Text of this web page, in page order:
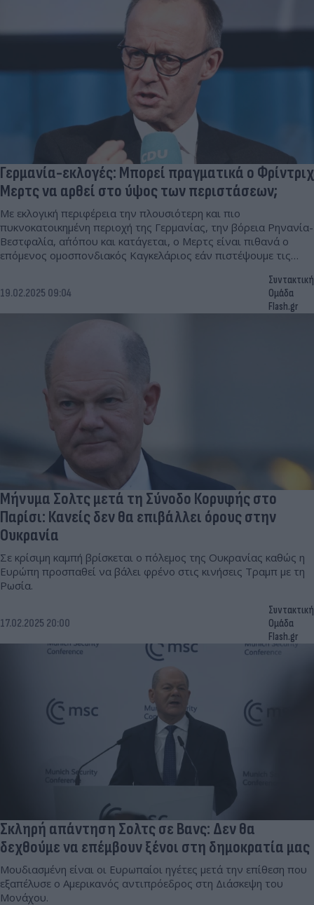
Γερμανία-εκλογές: Μπορεί πραγματικά ο Φρίντριχ
Μερτς να αρθεί στο ύψος των περιστάσεων;
Με εκλογική περιφέρεια την πλουσιότερη και πιο
πυκνοκατοικημένη περιοχή της Γερμανίας, την βόρεια Ρηνανία-
Βεστφαλία, απ΄όπου και κατάγεται, ο Μερτς είναι πιθανά ο
επόμενος ομοσπονδιακός Καγκελάριος εάν πιστέψουμε τις
19.02.2025 09:04
Συντακτική
Ομάδα
Flash.gr
Μήνυμα Σολτς μετά τη Σύνοδο Κορυφής στο
Παρίσι: Κανείς δεν θα επιβάλλει όρους στην
Ουκρανία
Σε κρίσιμη καμπή βρίσκεται ο πόλεμος της Ουκρανίας καθώς η
Ευρώπη προσπαθεί να βάλει φρένο στις κινήσεις Τραμπ με τη
Ρωσία.
17.02.2025 20:00
Συντακτική
Ομάδα
Flash.gr
Σκληρή απάντηση Σολτς σε Βανς: Δεν θα
δεχθούμε να επέμβουν ξένοι στη δημοκρατία μας
Μουδιασμένη είναι οι Ευρωπαίοι ηγέτες μετά την επίθεση που
εξαπέλυσε ο Αμερικανός αντιπρόεδρος στη Διάσκεψη του
Μονάχου.